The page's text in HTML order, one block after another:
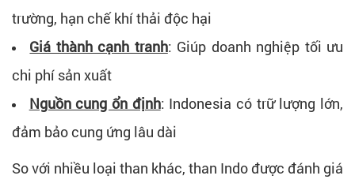
trường, hạn chế khí thải độc hại
Giá thành cạnh tranh: Giúp doanh nghiệp tối ưu
chi phí sản xuất
Nguồn cung ổn định: Indonesia có trữ lượng lớn,
đảm bảo cung ứng lâu dài
So với nhiều loại than khác, than Indo được đánh giá